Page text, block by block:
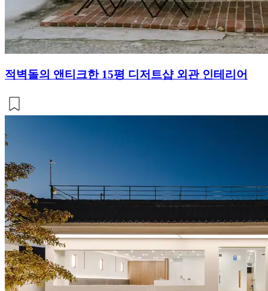
적벽돌의 앤티크한 15평 디저트샵 외관 인테리어